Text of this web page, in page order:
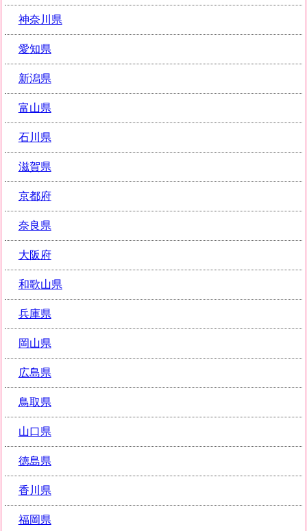
神奈川県
愛知県
新潟県
富山県
石川県
滋賀県
京都府
奈良県
大阪府
和歌山県
兵庫県
岡山県
広島県
鳥取県
山口県
徳島県
香川県
福岡県